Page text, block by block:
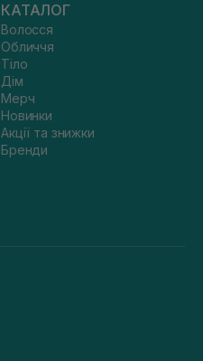
КАТАЛОГ
Волосся
Обличчя
Тіло
Дім
Мерч
Новинки
Акції та знижки
Бренди